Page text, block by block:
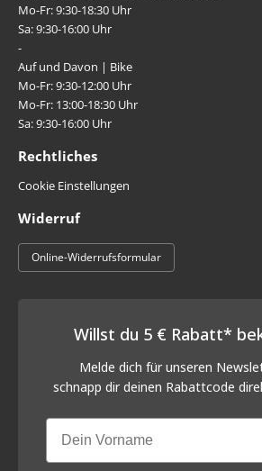
Mo-Fr: 9:30-18:30 Uhr
Sa: 9:30-16:00 Uhr
-
Auf und Davon | Bike
Mo-Fr: 9:30-12:00 Uhr
Mo-Fr: 13:00-18:30 Uhr
Sa: 9:30-16:00 Uhr
Rechtliches
Cookie Einstellungen
Widerruf
Online-Widerrufsformular
Willst du 5 € Rabatt*
Melde dich für unseren
schnapp dir deinen Rabattcode
Vorname